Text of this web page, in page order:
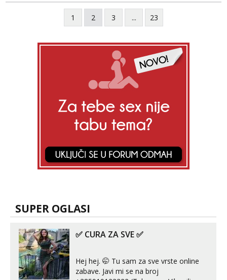
1 2 3 ... 23
SUPER OGLASI
✅ CURA ZA SVE ✅
Hej hej. 🤭 Tu sam za sve vrste online
zabave. Javi mi se na broj